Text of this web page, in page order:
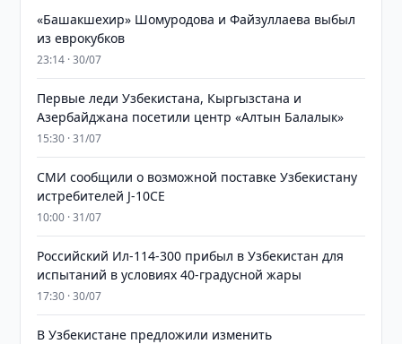
«Башакшехир» Шомуродова и Файзуллаева выбыл
из еврокубков
23:14 · 30/07
Первые леди Узбекистана, Кыргызстана и
Азербайджана посетили центр «Алтын Балалык»
15:30 · 31/07
СМИ сообщили о возможной поставке Узбекистану
истребителей J-10CE
10:00 · 31/07
Российский Ил-114-300 прибыл в Узбекистан для
испытаний в условиях 40-градусной жары
17:30 · 30/07
В Узбекистане предложили изменить